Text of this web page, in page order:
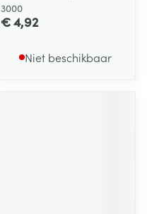
3000
€ 4,92
Niet beschikbaar